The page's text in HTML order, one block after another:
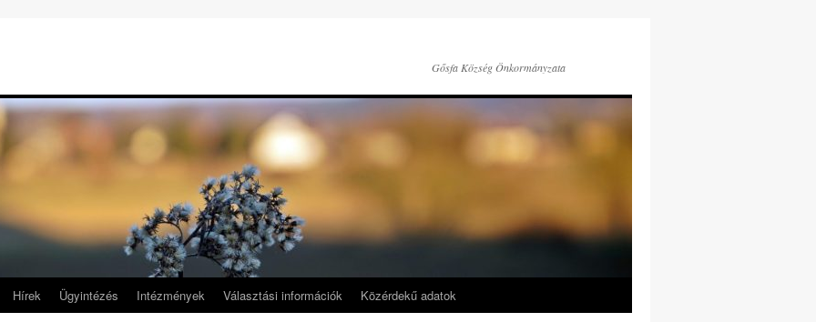
Gősfa Község Önkormányzata
Hírek Ügyintézés Intézmények Választási információk Közérdekű adatok